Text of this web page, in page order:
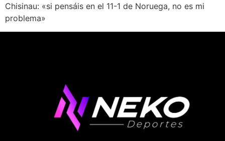
Chisinau: «si pensáis en el 11-1 de Noruega, no es mi
problema»